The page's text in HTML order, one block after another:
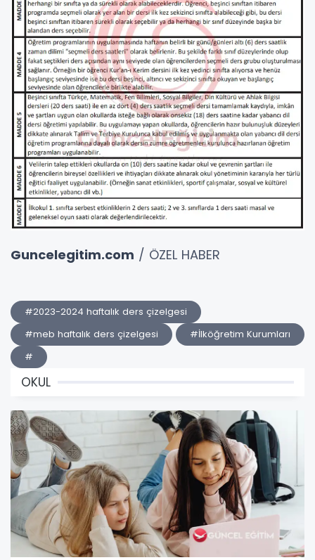
Guncelegitim.com / ÖZEL HABER
#2023-2024 haftalık ders çizelgesi
#meb haftalık ders çizelgesi
#İlköğretim Kurumları
#
OKUL